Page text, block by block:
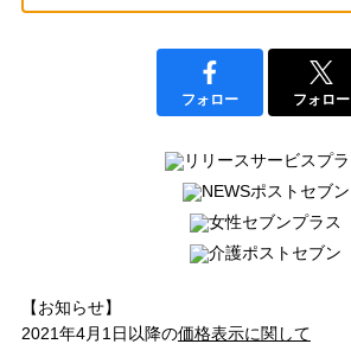
フォロー フォロー
【お知らせ】
2021年4月1日以降の価格表示に関して